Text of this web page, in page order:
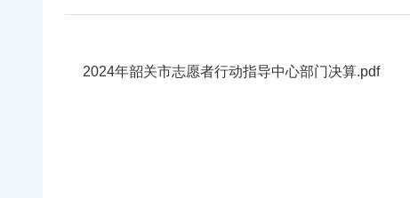
2024年韶关市志愿者行动指导中心部门决算.pdf